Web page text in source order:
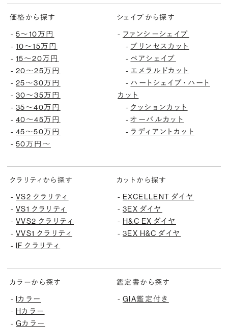
価格から探す
- 5〜10万円
- 10〜15万円
- 15〜20万円
- 20〜25万円
- 25〜30万円
- 30〜35万円
- 35〜40万円
- 40〜45万円
- 45〜50万円
- 50万円〜
シェイプから探す
- ファンシーシェイプ
- プリンセスカット
- ペアシェイプ
- エメラルドカット
- ハートシェイプ・ハート
カット
- クッションカット
-オーバルカット
- ラディアントカット
クラリティから探す
- VS2 クラリティ
- VS1 クラリティ
- VVS2 クラリティ
- VVS1 クラリティ
-
IF クラリティ
カットから探す
- EXCELLENT ダイヤ
- 3EX ダイヤ
- H&C EX ダイヤ
- 3EX H&C ダイヤ
カラーから探す
-
Iカラー
- Hカラー
- Gカラー
鑑定書から探す
- GIA鑑定付き